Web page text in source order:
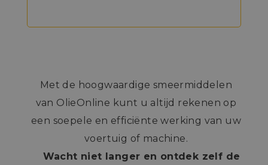
Met de hoogwaardige smeermiddelen
van OlieOnline kunt u altijd rekenen op
een soepele en efficiënte werking van uw
voertuig of machine.
Wacht niet langer en ontdek zelf de